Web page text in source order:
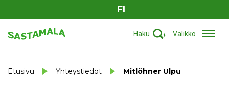
FI
Haku Valikko
Etusivu Yhteystiedot Mitlöhner Ulpu